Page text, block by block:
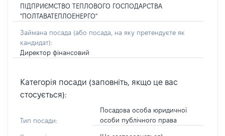
ПІДПРИЄМСТВО ТЕПЛОВОГО ГОСПОДАРСТВА
"ПОЛТАВАТЕПЛОЕНЕРГО"
Займана посада (або посада, на яку претендуєте як
кандидат):
Директор фінансовий
Категорія посади (заповніть, якщо це вас
стосується):
Тип посади:
Посадова особа юридичної
особи публічного права